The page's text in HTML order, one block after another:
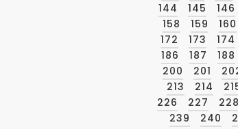
144
145 146
158
159 160
172
173 174
186
187 188
200
201
213
214
226
227 228
239
240